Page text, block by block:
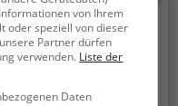
geführter Zoo im
von Ihrem
oder speziell von dieser
Partner dürfen
verwenden. Liste der
Daten